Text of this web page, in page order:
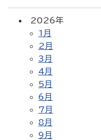
2026年
1月
2月
3月
4月
5月
6月
7月
8月
9月